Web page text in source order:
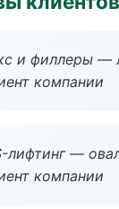
и филлеры —
компании
лифтинг —
компании